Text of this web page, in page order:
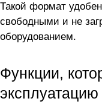
Такой формат
свободными и не
оборудованием.
Функции,
эксплуатацию